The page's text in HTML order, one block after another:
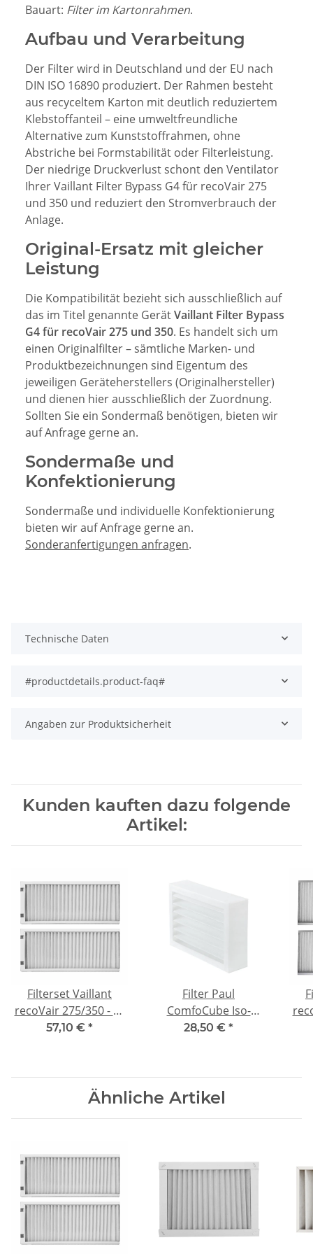
Bauart: Filter im Kartonrahmen.
Aufbau und Verarbeitung
Der Filter wird in Deutschland und der EU nach
DIN ISO 16890 produziert. Der Rahmen besteht
aus recyceltem Karton mit deutlich reduziertem
Klebstoffanteil – eine umweltfreundliche
Alternative zum Kunststoffrahmen, ohne
Abstriche bei Formstabilität oder Filterleistung.
Der niedrige Druckverlust schont den Ventilator
Ihrer Vaillant Filter Bypass G4 für recoVair 275
und 350 und reduziert den Stromverbrauch der
Anlage.
Original-Ersatz mit gleicher
Leistung
Die Kompatibilität bezieht sich ausschließlich auf
das im Titel genannte GerätVaillant Filter Bypass
G4 für recoVair 275 und 350. Es handelt sich um
einen Originalfilter – sämtliche Marken- und
Produktbezeichnungen sind Eigentum des
jeweiligen Geräteherstellers (Originalhersteller)
und dienen hier ausschließlich der Zuordnung.
Sollten Sie ein Sondermaß benötigen, bieten wir
auf Anfrage gerne an.
Sondermaße und
Konfektionierung
Sondermaße und individuelle Konfektionierung
bieten wir auf Anfrage gerne an.
Sonderanfertigungen anfragen.
Technische Daten
#productdetails.product-faq#
Angaben zur Produktsicherheit
Kunden kauften dazu folgende
Artikel:
Filterset Vaillant
recoVair 275/350 - 2x
G4
57,10 € *
Filter Paul
ComfoCube Iso-
Filterbox DN160 - F7
28,50 € *
Ähnliche Artikel